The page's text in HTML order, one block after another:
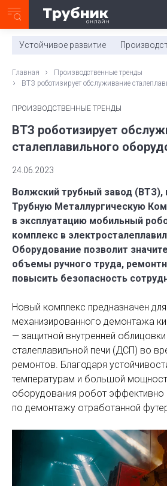
0:00/ 11:03
Устойчивое развитие
Главная
Производственные тренды
ВТЗ роботизирует обслуживание
ПРОИЗВОДСТВЕННЫЕ ТРЕНДЫ
ВТЗ роботизирует
сталеплавильного
24.06.2023
Волжский трубный завод (ВТЗ),
Трубную Металлургическую
в эксплуатацию мобильный
комплекс в
Оборудование позволит
объемы ручного труда,
повысить безопасность
Новый комплекс предназначен для
механизированного демонтажа
— защитной внутренней
сталеплавильной печи (ДСП) во
ремонтов. Благодаря
температурам и большой
оборудования робот эффективно
по демонтажу отработанной